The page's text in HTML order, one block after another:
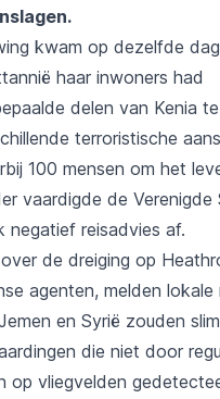
kwam op dezelfde dag
haar inwoners had
delen van Kenia
terroristische
100 mensen om het
vaardigde de Verenigde
negatief reisadvies af.
de dreiging op
agenten, melden lokale
en Syrië zouden
die niet door
op vliegvelden